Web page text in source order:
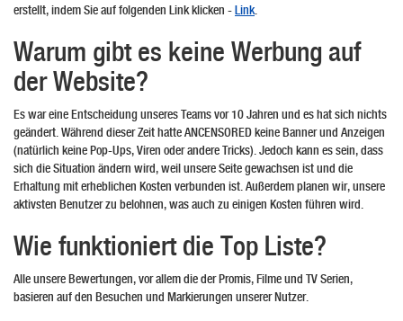
erstellt, indem Sie auf folgenden Link klicken -Link
Warum gibt es keine Werbung auf
der Website?
Es war eine Entscheidung unseres Teams vor 10 Jahren und es hat sich nichts
geändert. Während dieser Zeit hatte ANCENSORED keine Banner und Anzeigen
(natürlich keine Pop-Ups, Viren oder andere Tricks). Jedoch kann es sein, dass
sich die Situation ändern wird, weil unsere Seite gewachsen ist und die
Erhaltung mit erheblichen Kosten verbunden ist. Außerdem planen wir, unsere
aktivsten Benutzer zu belohnen, was auch zu einigen Kosten führen wird.
Wie funktioniert die Top Liste?
Alle unsere Bewertungen, vor allem die der Promis, Filme und TV Serien,
basieren auf den Besuchen und Markierungen unserer Nutzer.